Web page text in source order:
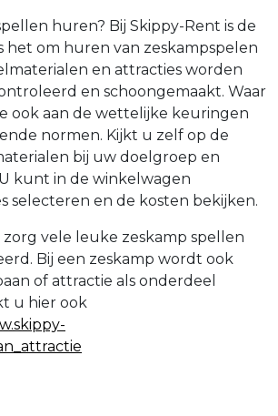
huren? Bij Skippy-Rent is de
het om huren van zeskampspelen
en attracties worden
en schoongemaakt. Waar
ook aan de wettelijke keuringen
normen. Kijkt u zelf op de
bij uw doelgroep en
kunt in de winkelwagen
selecteren en de kosten bekijken.
vele leuke zeskamp spellen
Bij een zeskamp wordt ook
of attractie als onderdeel
u hier ook